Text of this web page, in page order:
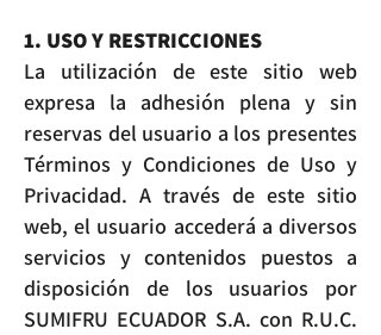
1. USO Y RESTRICCIONES
La utilización de este sitio web
expresa la adhesión plena y sin
reservas del usuario a los presentes
Términos y Condiciones de Uso y
Privacidad. A través de este sitio
web, el usuario accederá a diversos
servicios y contenidos puestos a
disposición de los usuarios por
SUMIFRU ECUADOR S.A. con R.U.C.